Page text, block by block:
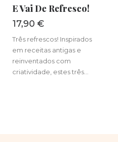
ADICIONAR
E Vai De Refresco!
17,90 €
Três refrescos! Inspirados
em receitas antigas e
reinventados com
criatividade, estes três…